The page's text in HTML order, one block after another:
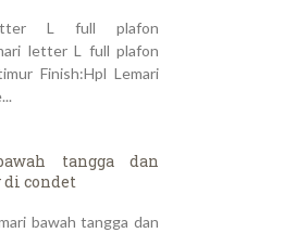
L full plafon
letter L full plafon
Finish:Hpl Lemari
tangga dan
condet
bawah tangga dan